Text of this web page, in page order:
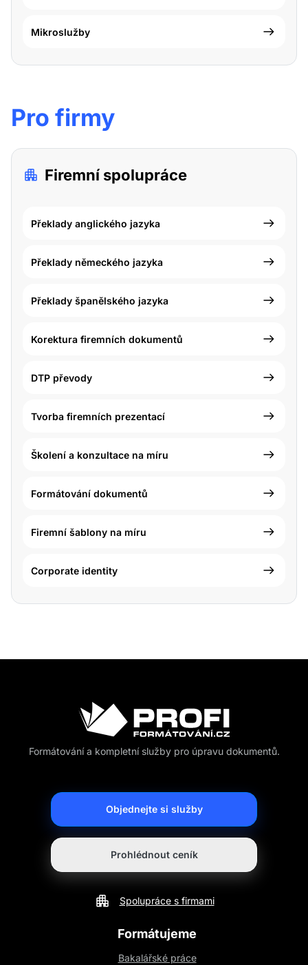
Mikroslužby
Pro firmy
Firemní spolupráce
Překlady anglického jazyka
Překlady německého jazyka
Překlady španělského jazyka
Korektura firemních dokumentů
DTP převody
Tvorba firemních prezentací
Školení a konzultace na míru
Formátování dokumentů
Firemní šablony na míru
Corporate identity
Formátování a kompletní služby pro úpravu dokumentů.
Objednejte si služby
Prohlédnout ceník
Spolupráce s firmami
Formátujeme
Bakalářské práce